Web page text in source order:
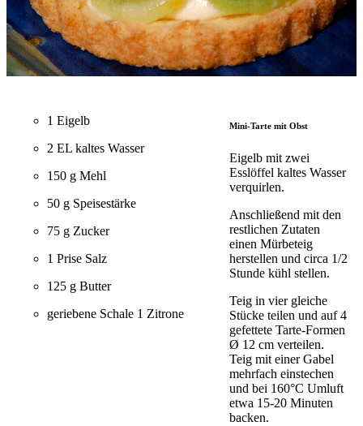
1 Eigelb
2 EL kaltes Wasser
150 g Mehl
50 g Speisestärke
75 g Zucker
1 Prise Salz
125 g Butter
geriebene Schale 1 Zitrone
Mini-Tarte mit Obst
Eigelb mit zwei
Esslöffel kaltes Wasser
verquirlen.
Anschließend mit den
restlichen Zutaten
einen Mürbeteig
herstellen und circa 1/2
Stunde kühl stellen.
Teig in vier gleiche
Stücke teilen und auf 4
gefettete Tarte-Formen
Ø 12 cm verteilen.
Teig mit einer Gabel
mehrfach einstechen
und bei 160°C Umluft
etwa 15-20 Minuten
backen.